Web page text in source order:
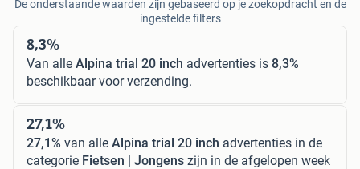
De onderstaande waarden zijn gebaseerd op je zoekopdracht en de
ingestelde filters
8,3%
Van alle Alpina trial 20 inch advertenties is 8,3%
beschikbaar voor verzending.
27,1%
27,1% van alle Alpina trial 20 inch advertenties in de
categorie Fietsen | Jongens zijn in de afgelopen week